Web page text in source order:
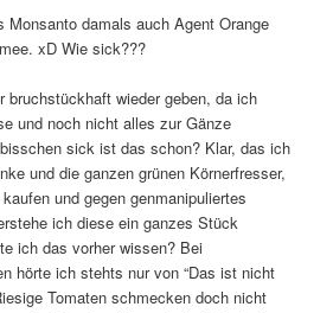
Monsanto damals auch Agent Orange
xD Wie sick???
bruchstückhaft wieder geben, da ich
und noch nicht alles zur Gänze
sick ist das schon? Klar, das ich
und die ganzen grünen Körnerfresser,
und gegen genmanipuliertes
ich diese ein ganzes Stück
ich das vorher wissen? Bei
hörte ich stehts nur von “Das ist nicht
Tomaten schmecken doch nicht